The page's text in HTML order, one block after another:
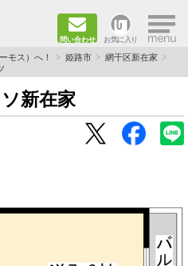
問い合わせ お気に入り ×
モス）へ！ 姫路市
網干区新在家
新在家